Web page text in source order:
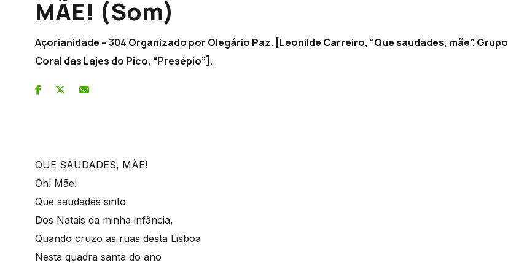
MÃE! (Som)
Açorianidade – 304 Organizado por Olegário Paz. [Leonilde Carreiro, “Que saudades, mãe”. Grupo
Coral das Lajes do Pico, “Presépio”].
QUE SAUDADES, MÃE!
Oh! Mãe!
Que saudades sinto
Dos Natais da minha infância,
Quando cruzo as ruas desta Lisboa
Nesta quadra santa do ano